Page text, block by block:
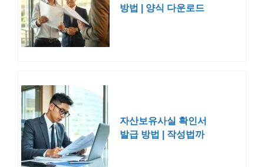
방법 | 양식 다운로드
자산보유사실 확인서
발급 방법 | 작성법까